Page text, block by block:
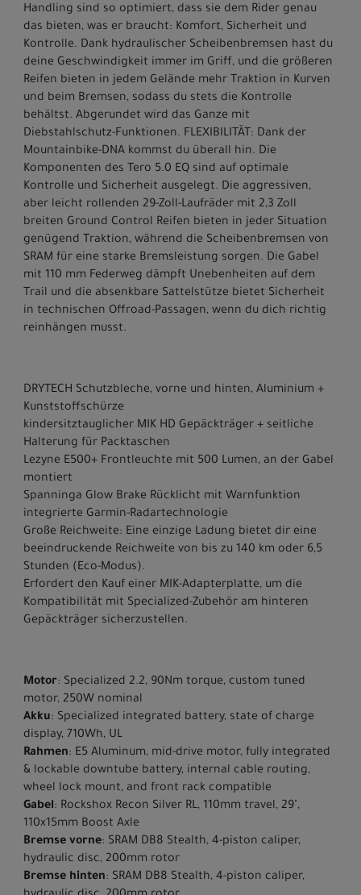
Handling sind so optimiert, dass sie dem Rider genau
das bieten, was er braucht: Komfort, Sicherheit und
Kontrolle. Dank hydraulischer Scheibenbremsen hast du
deine Geschwindigkeit immer im Griff, und die größeren
Reifen bieten in jedem Gelände mehr Traktion in Kurven
und beim Bremsen, sodass du stets die Kontrolle
behältst. Abgerundet wird das Ganze mit
Diebstahlschutz-Funktionen. FLEXIBILITÄT: Dank der
Mountainbike-DNA kommst du überall hin. Die
Komponenten des Tero 5.0 EQ sind auf optimale
Kontrolle und Sicherheit ausgelegt. Die aggressiven,
aber leicht rollenden 29-Zoll-Laufräder mit 2,3 Zoll
breiten Ground Control Reifen bieten in jeder Situation
genügend Traktion, während die Scheibenbremsen von
SRAM für eine starke Bremsleistung sorgen. Die Gabel
mit 110 mm Federweg dämpft Unebenheiten auf dem
Trail und die absenkbare Sattelstütze bietet Sicherheit
in technischen Offroad-Passagen, wenn du dich richtig
reinhängen musst.
DRYTECH Schutzbleche, vorne und hinten, Aluminium +
Kunststoffschürze
kindersitztauglicher MIK HD Gepäckträger + seitliche
Halterung für Packtaschen
Lezyne E500+ Frontleuchte mit 500 Lumen, an der Gabel
montiert
Spanninga Glow Brake Rücklicht mit Warnfunktion
integrierte Garmin-Radartechnologie
Große Reichweite: Eine einzige Ladung bietet dir eine
beeindruckende Reichweite von bis zu 140 km oder 6,5
Stunden (Eco-Modus).
Erfordert den Kauf einer MIK-Adapterplatte, um die
Kompatibilität mit Specialized-Zubehör am hinteren
Gepäckträger sicherzustellen.
Motor: Specialized 2.2, 90Nm torque, custom tuned
motor, 250W nominal
Akku: Specialized integrated battery, state of charge
display, 710Wh, UL
Rahmen: E5 Aluminum, mid-drive motor, fully integrated
& lockable downtube battery, internal cable routing,
wheel lock mount, and front rack compatible
Gabel: Rockshox Recon Silver RL, 110mm travel, 29",
110x15mm Boost Axle
Bremse vorne: SRAM DB8 Stealth, 4-piston caliper,
hydraulic disc, 200mm rotor
Bremse hinten: SRAM DB8 Stealth, 4-piston caliper,